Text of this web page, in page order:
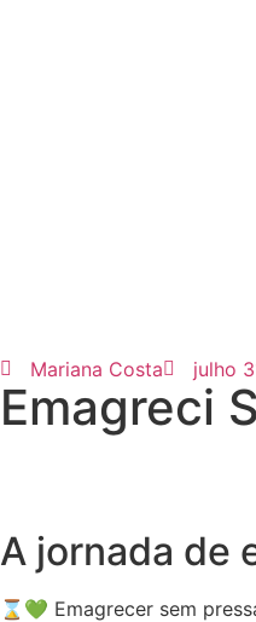
Mariana Costa julho
Emagreci
A jornada de
⌛💚 Emagrecer sem